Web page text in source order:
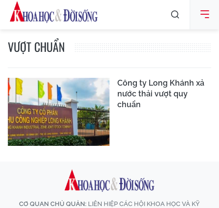
VƯỢT CHUẨN
Công ty Long Khánh xả
nước thải vượt quy
chuẩn
CƠ QUAN CHỦ QUẢN: LIÊN HIỆP CÁC HỘI KHOA HỌC VÀ KỸ